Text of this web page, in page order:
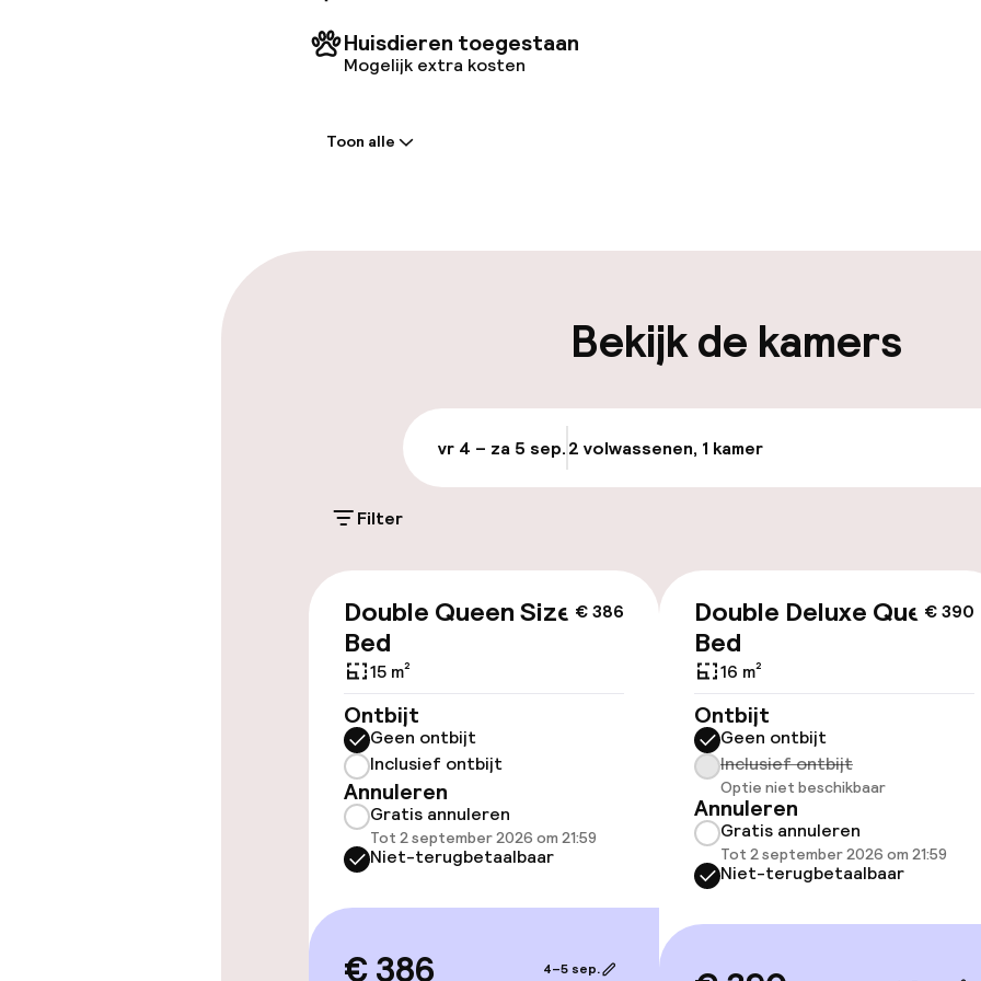
Huisdieren toegestaan
Mogelijk extra kosten
Toegankelijkheid
Overal rolstoeltoegankelijk
Lift
Kamers
Voor toegankelijkheid
geoptimaliseerde kamers
beschikbaar
Toon alle
Bekijk de kamers
vr 4 – za 5 sep.2 volwassenen, 1 kamer
Filter
€ 386
Double Queen Size
Bed
15 m²
Ontbijt
Geen ontbijt
Inclusief ontbijt
Annuleren
Gratis annuleren
Tot 2 september 2026 om 21:59
Niet-terugbetaalbaar
€ 386 4–5 sep.
€ 390
Double Deluxe Queen
Bed
16 m²
Ontbijt
Geen ontbijt
Inclusief ontbijt
Optie niet beschikbaar
Annuleren
Gratis annuleren
Tot 2 september 2026 om 21:59
Niet-terugbetaalbaar